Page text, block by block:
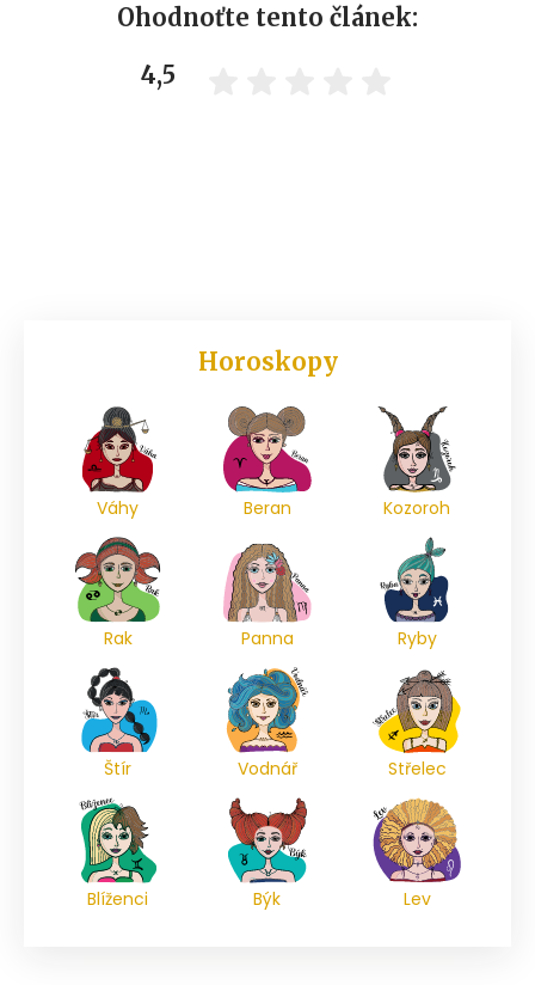
Ohodnoťte tento článek:
4,5
Horoskopy
Váhy Beran Kozoroh
Rak Panna Ryby
Štír Vodnář Střelec
Blíženci Býk Lev